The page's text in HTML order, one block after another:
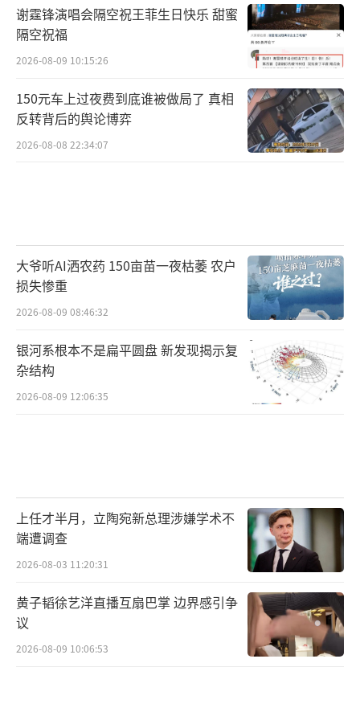
谢霆锋演唱会隔空祝王菲生日快乐 甜蜜
隔空祝福
2026-08-09 10:15:26
150元车上过夜费到底谁被做局了 真相
反转背后的舆论博弈
2026-08-08 22:34:07
大爷听AI洒农药 150亩苗一夜枯萎 农户
损失惨重
2026-08-09 08:46:32
银河系根本不是扁平圆盘 新发现揭示复
杂结构
2026-08-09 12:06:35
上任才半月，立陶宛新总理涉嫌学术不
端遭调查
2026-08-03 11:20:31
黄子韬徐艺洋直播互扇巴掌 边界感引争
议
2026-08-09 10:06:53